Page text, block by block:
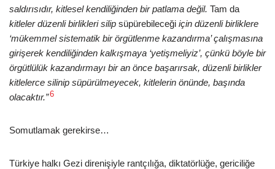
saldırısıdır, kitlesel kendiliğinden bir patlama değil. Tam da
kitleler düzenli birlikleri silip süpürebileceği için düzenli birliklere
‘mükemmel sistematik bir örgütlenme kazandırma’ çalışmasına
girişerek kendiliğinden kalkışmaya ‘yetişmeliyiz’, çünkü böyle bir
örgütlülük kazandırmayı bir an önce başarırsak, düzenli birlikler
kitlelerce silinip süpürülmeyecek, kitlelerin önünde, başında
olacaktır.”6
Somutlamak gerekirse…
Türkiye halkı Gezi direnişiyle rantçılığa, diktatörlüğe, gericiliğe